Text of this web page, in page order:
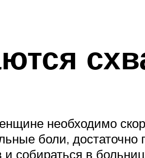
необходимо
боли, достаточно
собираться в